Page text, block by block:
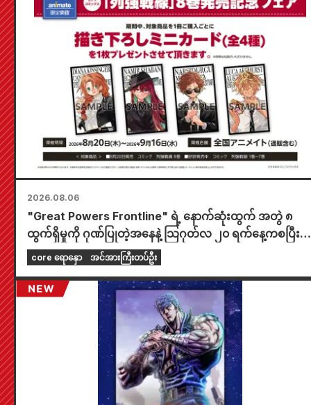
2026.08.06
"Great Powers Frontline" ရဲ့ နောက်ဆုံးထွက် အတွဲ ၈
ထွက်ရှိမှုကို ဂုဏ်ပြုတဲ့အနေနဲ့ သြဂုတ်လ ၂၀ ရက်နေ့ကစပြီး
တစ်နိုင်ငံလုံးက Animate ဆိုင်တွေမှာ အချိန်အကန့်အသတ်နဲ့
ပြပွဲတစ်ခု ကျင်းပသွားမှာဖြစ်ပြီး အထူးကံစမ်းမဲဖောက်ထား
mini card (စုစုပေါင်း အမျိုးအစား ၄ မျိုး) ကို ရရှိနိုင်မှာပါ။
core ရောနှော အင်အားကြီးတပ်ဦး